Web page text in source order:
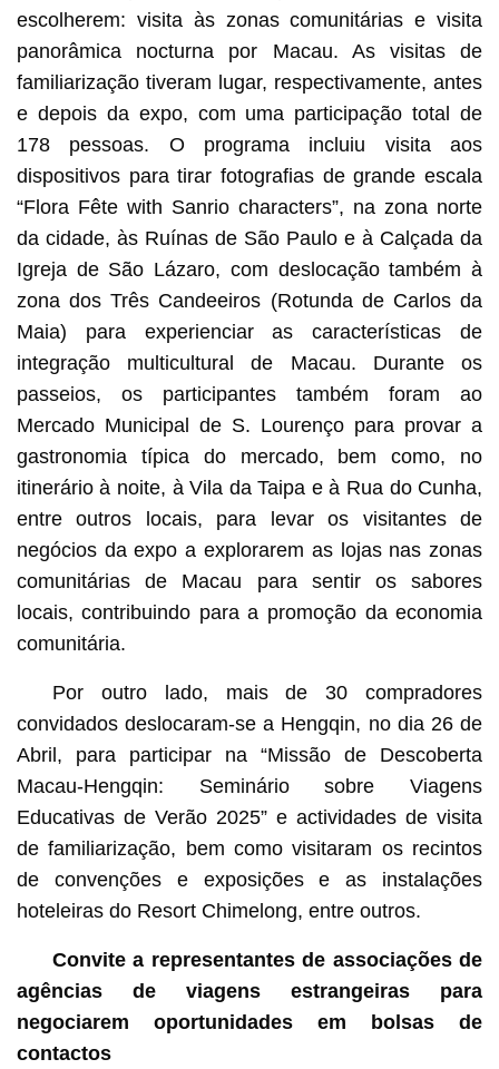
escolherem: visita às zonas comunitárias e visita
panorâmica nocturna por Macau. As visitas de
familiarização tiveram lugar, respectivamente, antes
e depois da expo, com uma participação total de
178 pessoas. O programa incluiu visita aos
dispositivos para tirar fotografias de grande escala
“Flora Fête with Sanrio characters”, na zona norte
da cidade, às Ruínas de São Paulo e à Calçada da
Igreja de São Lázaro, com deslocação também à
zona dos Três Candeeiros (Rotunda de Carlos da
Maia) para experienciar as características de
integração multicultural de Macau. Durante os
passeios, os participantes também foram ao
Mercado Municipal de S. Lourenço para provar a
gastronomia típica do mercado, bem como, no
itinerário à noite, à Vila da Taipa e à Rua do Cunha,
entre outros locais, para levar os visitantes de
negócios da expo a explorarem as lojas nas zonas
comunitárias de Macau para sentir os sabores
locais, contribuindo para a promoção da economia
comunitária.
Por outro lado, mais de 30 compradores
convidados deslocaram-se a Hengqin, no dia 26 de
Abril, para participar na “Missão de Descoberta
Macau-Hengqin: Seminário sobre Viagens
Educativas de Verão 2025” e actividades de visita
de familiarização, bem como visitaram os recintos
de convenções e exposições e as instalações
hoteleiras do Resort Chimelong, entre outros.
Convite a representantes de associações de
agências de viagens estrangeiras para
negociarem oportunidades em bolsas de
contactos